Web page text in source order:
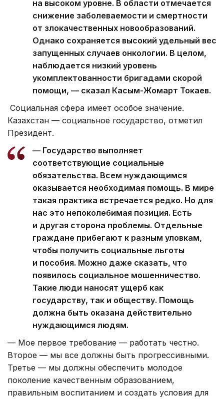
на высоком уровне. В области отмечается
снижение заболеваемости и смертности
от злокачественных новообразований.
Однако сохраняется высокий удельный вес
запущенных случаев онкологии. В целом,
наблюдается низкий уровень
укомплектованности бригадами скорой
помощи, — сказал Касым-Жомарт Токаев.
Социальная сфера имеет особое значение.
Казахстан — социальное государство, отметил
Президент.
— Государство выполняет
соответствующие социальные
обязательства. Всем нуждающимся
оказывается необходимая помощь. В мире
такая практика встречается редко. Но для
нас это непоколебимая позиция. Есть
и другая сторона проблемы. Отдельные
граждане прибегают к разным уловкам,
чтобы получить социальные льготы
и пособия. Можно даже сказать, что
появилось социальное мошенничество.
Такие люди наносят ущерб как
государству, так и обществу. Помощь
должна быть оказана действительно
нуждающимся людям.
— Мое первое требование — работать честно.
Второе — мы все должны быть прогрессивными.
Третье — мы должны обеспечить молодое
поколение качественным образованием,
правильным воспитанием и создать условия для